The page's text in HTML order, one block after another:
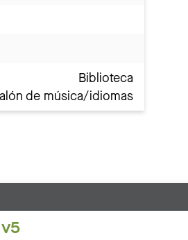
Biblioteca
de música/idiomas